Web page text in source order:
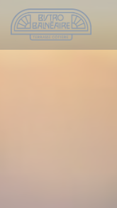
Personnalisation de vos